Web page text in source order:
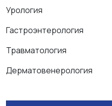
Урология
Гастроэнтерология
Травматология
Дерматовенерология